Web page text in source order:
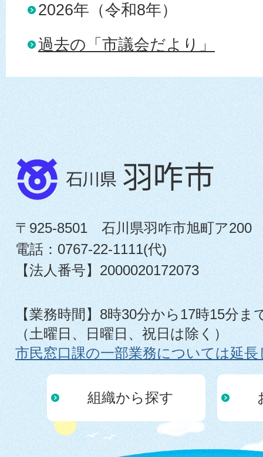
2026年（令和8年）
過去の「市議会だより」
〒925-8501 石川県羽咋市旭町ア200
電話：0767-22-1111(代)
【法人番号】2000020172073
【業務時間】8時30分から17時15分ま
（土曜日、日曜日、祝日は除く）
市民窓口課の一部業務については延
組織から探す